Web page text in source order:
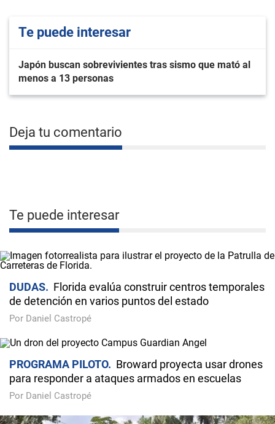
Te puede interesar
Japón buscan sobrevivientes tras sismo que mató al
menos a 13 personas
Deja tu comentario
Te puede interesar
DUDAS
Florida evalúa construir centros temporales
de detención en varios puntos del estado
Por Daniel Castropé
PROGRAMA PILOTO
Broward proyecta usar drones
para responder a ataques armados en escuelas
Por Daniel Castropé